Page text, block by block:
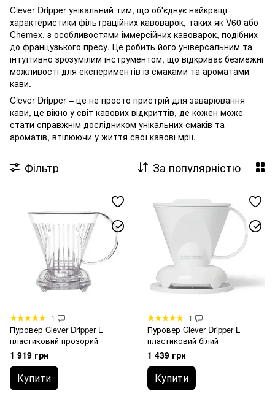
Clever Dripper унікальний тим, що об'єднує найкращі
характеристики фільтраційних кавоварок, таких як V60 або
Chemex, з особливостями іммерсійних кавоварок, подібних
до французького пресу. Це робить його універсальним та
інтуїтивно зрозумілим інструментом, що відкриває безмежні
можливості для експериментів із смаками та ароматами
кави.
Clever Dripper – це не просто пристрій для заварювання
кави, це вікно у світ кавових відкриттів, де кожен може
стати справжнім дослідником унікальних смаків та
ароматів, втілюючи у життя свої кавові мрії.
Фільтр За популярністю
1
Пуровер Clever Dripper L
пластиковий прозорий
1 919 грн
Купити
1
Пуровер Clever Dripper L
пластиковий білий
1 439 грн
Купити